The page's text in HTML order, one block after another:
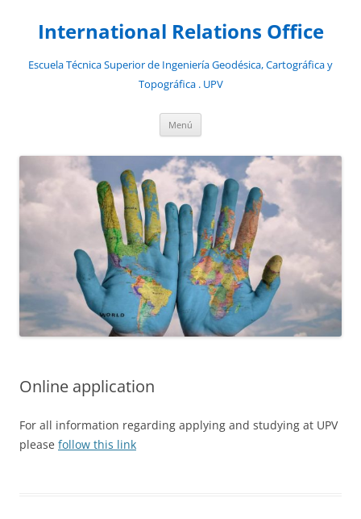
contenido
International Relations Office
Escuela Técnica Superior de Ingeniería Geodésica, Cartográfica y
Topográfica . UPV
Menú
Online application
For all information regarding applying and studying at UPV
please follow this link